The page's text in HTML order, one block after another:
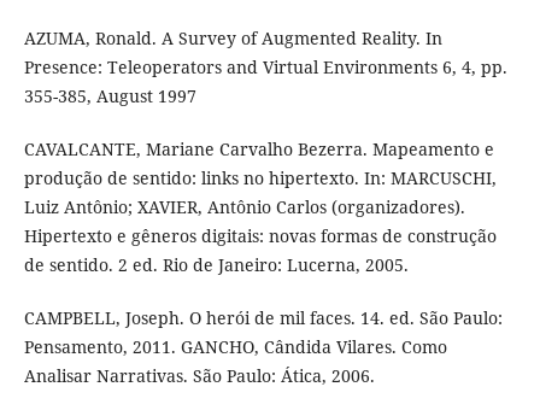
AZUMA, Ronald. A Survey of Augmented Reality. In
Presence: Teleoperators and Virtual Environments 6, 4, pp.
355-385, August 1997
CAVALCANTE, Mariane Carvalho Bezerra. Mapeamento e
produção de sentido: links no hipertexto. In: MARCUSCHI,
Luiz Antônio; XAVIER, Antônio Carlos (organizadores).
Hipertexto e gêneros digitais: novas formas de construção
de sentido. 2 ed. Rio de Janeiro: Lucerna, 2005.
CAMPBELL, Joseph. O herói de mil faces. 14. ed. São Paulo:
Pensamento, 2011. GANCHO, Cândida Vilares. Como
Analisar Narrativas. São Paulo: Ática, 2006.